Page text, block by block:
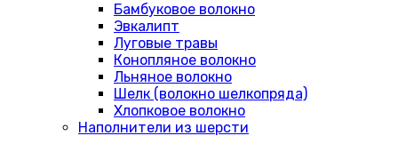
Бамбуковое волокно
Эвкалипт
Луговые травы
Конопляное волокно
Льняное волокно
Шелк (волокно шелкопряда)
Хлопковое волокно
Наполнители из шерсти